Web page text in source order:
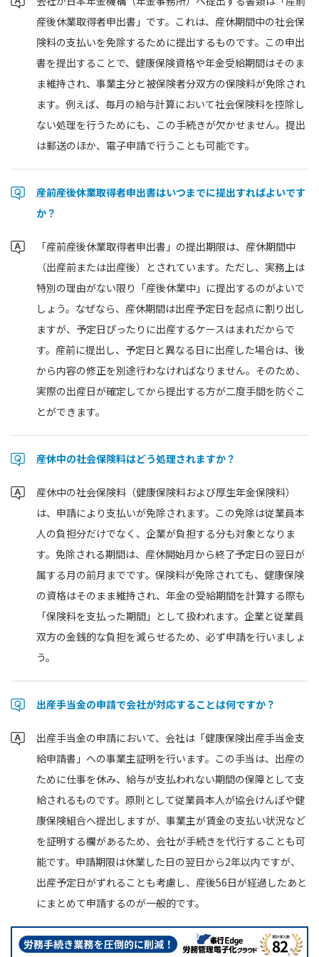
産後休業取得者申出書」です。これは、産休期間中の社会保
険料の支払いを免除するために提出するものです。この申出
書を提出することで、健康保険資格や年金受給期間はそのま
ま維持され、事業主分と被保険者分双方の保険料が免除され
ます。例えば、毎月の給与計算において社会保険料を控除し
ない処理を行うためにも、この手続きが欠かせません。提出
は郵送のほか、電子申請で行うことも可能です。
産前産後休業取得者申出書はいつまでに提出すればよいです
か？
「産前産後休業取得者申出書」の提出期限は、産休期間中
（出産前または出産後）とされています。ただし、実務上は
特別の理由がない限り「産後休業中」に提出するのがよいで
しょう。なぜなら、産休期間は出産予定日を起点に割り出し
ますが、予定日ぴったりに出産するケースはまれだからで
す。産前に提出し、予定日と異なる日に出産した場合は、後
から内容の修正を別途行わなければなりません。そのため、
実際の出産日が確定してから提出する方が二度手間を防ぐこ
とができます。
産休中の社会保険料はどう処理されますか？
産休中の社会保険料（健康保険料および厚生年金保険料）
は、申請により支払いが免除されます。この免除は従業員本
人の負担分だけでなく、企業が負担する分も対象となりま
す。免除される期間は、産休開始月から終了予定日の翌日が
属する月の前月までです。保険料が免除されても、健康保険
の資格はそのまま維持され、年金の受給期間を計算する際も
「保険料を支払った期間」として扱われます。企業と従業員
双方の金銭的な負担を減らせるため、必ず申請を行いましょ
う。
出産手当金の申請で会社が対応することは何ですか？
出産手当金の申請において、会社は「健康保険出産手当金支
給申請書」への事業主証明を行います。この手当は、出産の
ために仕事を休み、給与が支払われない期間の保障として支
給されるものです。原則として従業員本人が協会けんぽや健
康保険組合へ提出しますが、事業主が賃金の支払い状況など
を証明する欄があるため、会社が手続きを代行することも可
能です。申請期限は休業した日の翌日から2年以内ですが、
出産予定日がずれることも考慮し、産後56日が経過したあと
にまとめて申請するのが一般的です。